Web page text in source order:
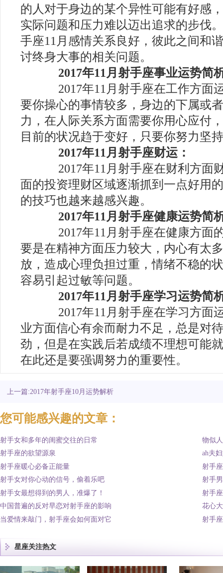
的人对于身边的某个异性可能有好感
实际问题和压力难以迈出追求的步伐
手座11月感情关系良好，彼此之间和
讨终身大事的相关问题。
2017年11月射手座事业运势简
2017年11月射手座在工作方面
要你操心的事情较多，身边的下属或
力，在人际关系方面需要你用心应付
目前的状况趋于变好，只要你努力坚
2017年11月射手座财运：
2017年11月射手座在财利方面
面的投资理财区域逐渐抓到一点好用
的技巧也越来越感兴趣。
2017年11月射手座健康运势简
2017年11月射手座在健康方面
要是在精神方面压力较大，内心有太
放，造成心理负担过重，情绪不稳的
容易引起过敏等问题。
2017年11月射手座学习运势简
2017年11月射手座在学习方面
业方面信心有余而耐力不足，总是对
劲，但是在实践后若成绩不理想可能
在此还是要强调努力的重要性。
上一篇:2017年射手座10月运势解析
您可能感兴趣的文章：
射手女和多年的闺蜜交往的日常
射手座的欲望源泉
射手座暖心必备正能量
射手女对你心动的信号，偷着乐吧
射手女最想得到的男人，准爆了！
中国普遍的反对早恋对射手座的影响
当爱情来敲门，射手座会如何面对它
物似
ah夫
射手
射手
射手
花心
射手
星座关注热文